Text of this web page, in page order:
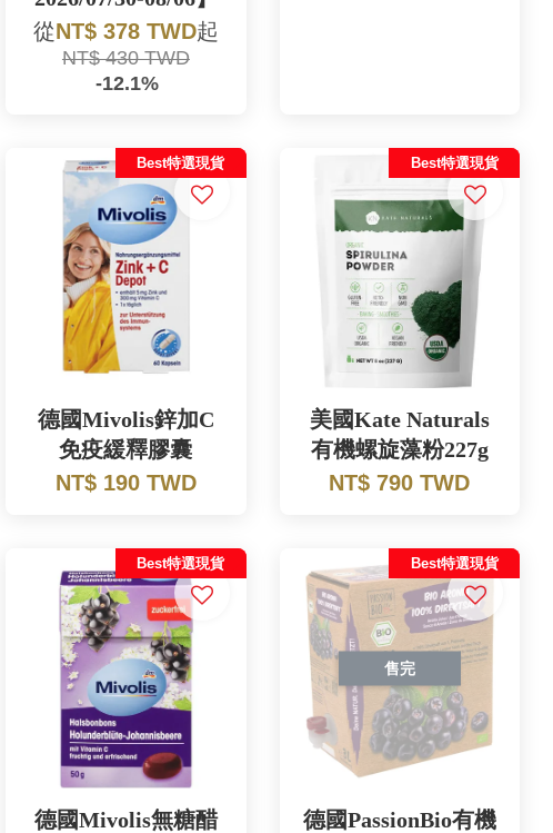
從NT$ 378 TWD起
NT$ 430 TWD
-12.1%
Best特選現貨
德國Mivolis鋅加C
免疫緩釋膠囊
NT$ 190 TWD
Best特選現貨
美國Kate Naturals
有機螺旋藻粉227g
NT$ 790 TWD
Best特選現貨
德國Mivolis無糖醋
售完
Best特選現貨
德國PassionBio有機